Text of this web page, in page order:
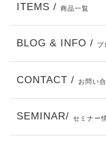
ITEMS / 商品一覧
BLOG & INFO / ブ
CONTACT / お問い
SEMINAR/ セミナー